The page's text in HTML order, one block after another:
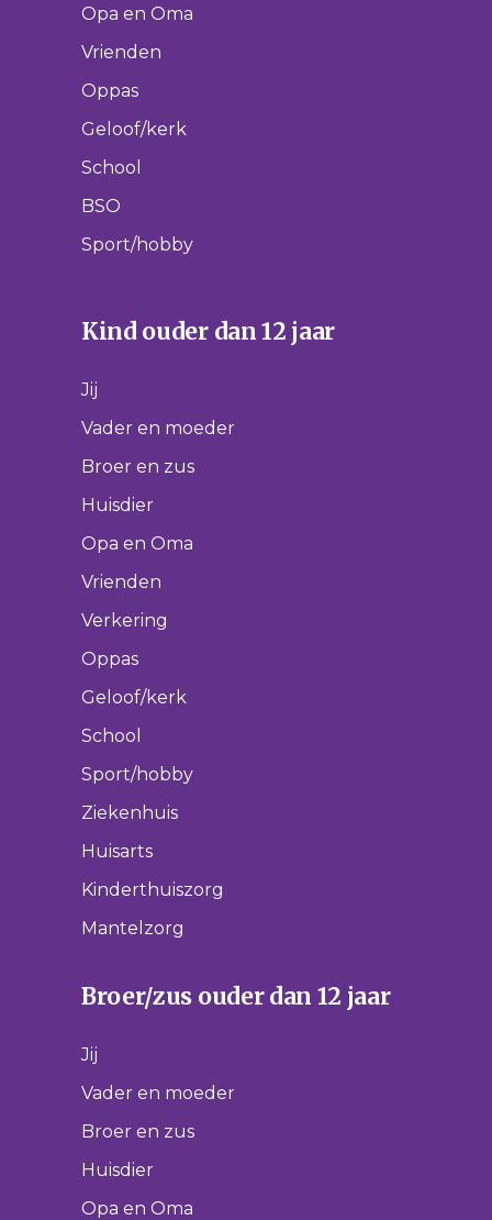
Opa en Oma
Vrienden
Oppas
Geloof/kerk
School
BSO
Sport/hobby
Kind ouder dan 12 jaar
Jij
Vader en moeder
Broer en zus
Huisdier
Opa en Oma
Vrienden
Verkering
Oppas
Geloof/kerk
School
Sport/hobby
Ziekenhuis
Huisarts
Kinderthuiszorg
Mantelzorg
Broer/zus ouder dan 12 jaar
Jij
Vader en moeder
Broer en zus
Huisdier
Opa en Oma